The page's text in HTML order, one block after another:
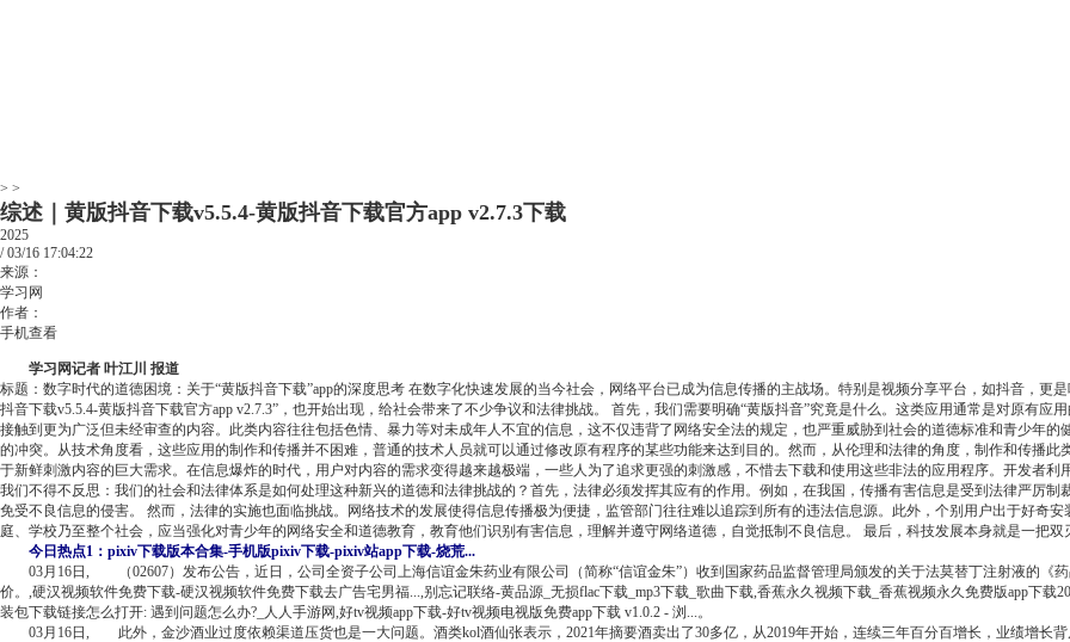
> >
综述｜黄版抖音下载v5.5.4-黄版抖音下载官方app v2.7.3下载
2025
/ 03/16 17:04:22
来源：
学习网
作者：
手机查看
学习网记者 叶江川 报道
标题：数字时代的道德困境：关于“黄版抖音下载”app的深度思考 在数字化快速发展的当今社会，网络平台已成为信息传播的主战场。特别是视频分享平台，如抖音，
抖音下载v5.5.4-黄版抖音下载官方app v2.7.3”，也开始出现，给社会带来了不少争议和法律挑战。 首先，我们需要明确“黄版抖音”究竟是什么。这类应用通常是对原有
接触到更为广泛但未经审查的内容。此类内容往往包括色情、暴力等对未成年人不宜的信息，这不仅违背了网络安全法的规定，也严重威胁到社会的道德标准和青少年
的冲突。从技术角度看，这些应用的制作和传播并不困难，普通的技术人员就可以通过修改原有程序的某些功能来达到目的。然而，从伦理和法律的角度，制作和传播
于新鲜刺激内容的巨大需求。在信息爆炸的时代，用户对内容的需求变得越来越极端，一些人为了追求更强的刺激感，不惜去下载和使用这些非法的应用程序。开发者
我们不得不反思：我们的社会和法律体系是如何处理这种新兴的道德和法律挑战的？首先，法律必须发挥其应有的作用。例如，在我国，传播有害信息是受到法律严厉
免受不良信息的侵害。 然而，法律的实施也面临挑战。网络技术的发展使得信息传播极为便捷，监管部门往往难以追踪到所有的违法信息源。此外，个别用户出于好奇
庭、学校乃至整个社会，应当强化对青少年的网络安全和道德教育，教育他们识别有害信息，理解并遵守网络道德，自觉抵制不良信息。 最后，科技发展本身就是一把
今日热点1：pixiv下载版本合集-手机版pixiv下载-pixiv站app下载-烧荒...
03月16日, （02607）发布公告，近日，公司全资子公司上海信谊金朱药业有限公司（简称“信谊金朱”）收到国家药品监督管理局颁发的关于法莫替丁注射液的《药
价。,硬汉视频软件免费下载-硬汉视频软件免费下载去广告宅男福...,别忘记联络-黄品源_无损flac下载_mp3下载_歌曲下载,香蕉永久视频下载_香蕉视频永久免费版app下载
装包下载链接怎么打开: 遇到问题怎么办?_人人手游网,好tv视频app下载-好tv视频电视版免费app下载 v1.0.2 - 浏...。
03月16日, 此外，金沙酒业过度依赖渠道压货也是一大问题。酒类kol酒仙张表示，2021年摘要酒卖出了30多亿，从2019年开始，连续三年百分百增长，业绩增长